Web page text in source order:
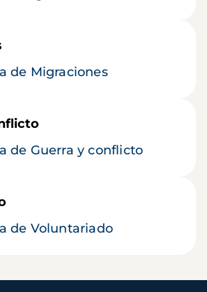
de Migraciones
de Guerra y conflicto
de Voluntariado